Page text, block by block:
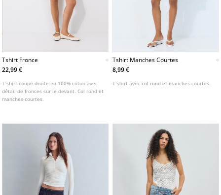
Tshirt Fronce
22,99 €
T-shirt coupe droite en 100% coton avec
détail de fronces sur le devant. Col rond et
manches courtes.
Tshirt Manches Courtes
8,99 €
T-shirt avec col rond et manches courtes.